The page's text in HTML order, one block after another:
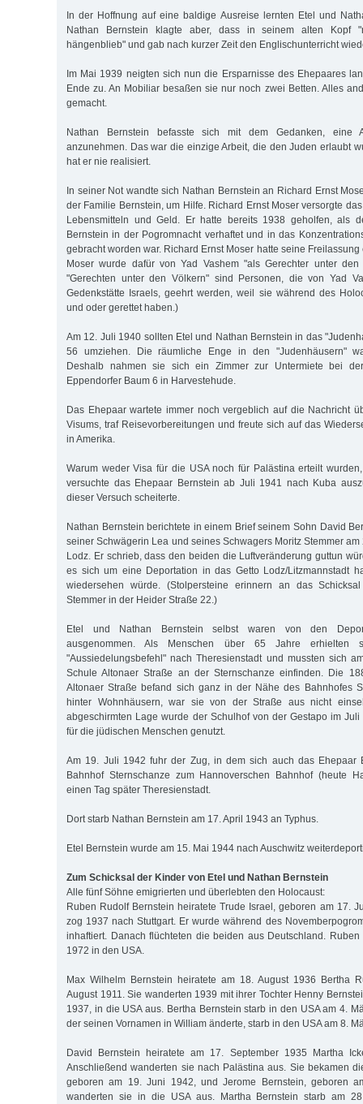
In der Hoffnung auf eine baldige Ausreise lernten Etel und
Nathan Bernstein klagte aber, dass in seinem alten Kopf
hängenblieb" und gab nach kurzer Zeit den Englischunterricht
Im Mai 1939 neigten sich nun die Ersparnisse des Ehepaares
Ende zu. An Mobiliar besaßen sie nur noch zwei Betten. Alles
gemacht.
Nathan Bernstein befasste sich mit dem Gedanken, eine
anzunehmen. Das war die einzige Arbeit, die den Juden erlaubt
hat er nie realisiert.
In seiner Not wandte sich Nathan Bernstein an Richard Ernst
der Familie Bernstein, um Hilfe. Richard Ernst Moser versorgte
Lebensmitteln und Geld. Er hatte bereits 1938 geholfen, als
Bernstein in der Pogromnacht verhaftet und in das
gebracht worden war. Richard Ernst Moser hatte seine
Moser wurde dafür von Yad Vashem "als Gerechter unter
"Gerechten unter den Völkern" sind Personen, die von Yad
Gedenkstätte Israels, geehrt werden, weil sie während des
und oder gerettet haben.)
Am 12. Juli 1940 sollten Etel und Nathan Bernstein in das
56 umziehen. Die räumliche Enge in den "Judenhäusern"
Deshalb nahmen sie sich ein Zimmer zur Untermiete bei
Eppendorfer Baum 6 in Harvestehude.
Das Ehepaar wartete immer noch vergeblich auf die Nachricht
Visums, traf Reisevorbereitungen und freute sich auf das
in Amerika.
Warum weder Visa für die USA noch für Palästina erteilt
versuchte das Ehepaar Bernstein ab Juli 1941 nach Kuba
dieser Versuch scheiterte.
Nathan Bernstein berichtete in einem Brief seinem Sohn David
seiner Schwägerin Lea und seines Schwagers Moritz Stemmer
Lodz. Er schrieb, dass den beiden die Luftveränderung guttun
es sich um eine Deportation in das Getto Lodz/Litzmannstadt
wiedersehen würde. (Stolpersteine erinnern an das
Stemmer in der Heider Straße 22.)
Etel und Nathan Bernstein selbst waren von den
ausgenommen. Als Menschen über 65 Jahre
"Aussiedelungsbefehl" nach Theresienstadt und mussten sich
Schule Altonaer Straße an der Sternschanze einfinden. Die
Altonaer Straße befand sich ganz in der Nähe des Bahnhofes
hinter Wohnhäusern, war sie von der Straße aus nicht
abgeschirmten Lage wurde der Schulhof von der Gestapo im
für die jüdischen Menschen genutzt.
Am 19. Juli 1942 fuhr der Zug, in dem sich auch das Ehepaar
Bahnhof Sternschanze zum Hannoverschen Bahnhof (heute
einen Tag später Theresienstadt.
Dort starb Nathan Bernstein am 17. April 1943 an Typhus.
Etel Bernstein wurde am 15. Mai 1944 nach Auschwitz
Zum Schicksal der Kinder von Etel und Nathan Bernstein
Alle fünf Söhne emigrierten und überlebten den Holocaust:
Ruben Rudolf Bernstein heiratete Trude Israel, geboren am 17.
zog 1937 nach Stuttgart. Er wurde während des
inhaftiert. Danach flüchteten die beiden aus Deutschland.
1972 in den USA.
Max Wilhelm Bernstein heiratete am 18. August 1936 Bertha
August 1911. Sie wanderten 1939 mit ihrer Tochter Henny
1937, in die USA aus. Bertha Bernstein starb in den USA am 4.
der seinen Vornamen in William änderte, starb in den USA am 8.
David Bernstein heiratete am 17. September 1935 Martha
Anschließend wanderten sie nach Palästina aus. Sie bekamen
geboren am 19. Juni 1942, und Jerome Bernstein, geboren
wanderten sie in die USA aus. Martha Bernstein starb am